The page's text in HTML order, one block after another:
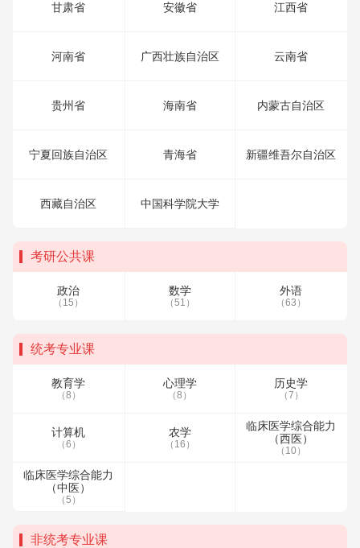
甘肃省 安徽省 江西省
河南省 广西壮族自治区 云南省
贵州省 海南省 内蒙古自治区
宁夏回族自治区 青海省 新疆维吾尔自治区
西藏自治区 中国科学院大学
考研公共课
政治
（15）
数学
（51）
外语
（63）
统考专业课
教育学
（8）
心理学
（8）
历史学
（7）
计算机
（6）
农学
（16）
临床医学综合能力
（西医）
（10）
临床医学综合能力
（中医）
（5）
非统考专业课